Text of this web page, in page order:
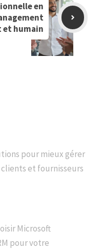
en
humain
pour mieux gérer
et fournisseurs
Microsoft
pour votre